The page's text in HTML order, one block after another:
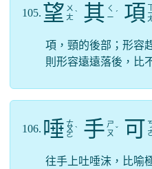
105. 望 ㄨ
ㄤ ˋ 其 ㄑ
ㄧ ˊ 項
項，頸的後部；形容
則形容遠遠落後，比
106. 唾 ㄊ
ㄨ
ㄛ
ˋ 手 ㄕ
ㄡ ˇ 可
往手上吐唾沫，比喻